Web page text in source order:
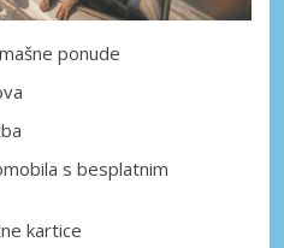
ponude
s besplatnim
kartice
putem eLinka